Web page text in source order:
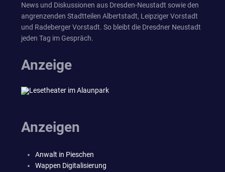
News und Diskussionen aus Dresden-Neustadt sowie den
angrenzenden Stadtteilen Albertstadt, Leipziger Vorstadt
und Radeberger Vorstadt. So bleibt die Dresdner Neustadt
jeden Tag im Gespräch.
Anzeige
Anzeigen
Anwalt in Pieschen
Wappen Digitalisierung